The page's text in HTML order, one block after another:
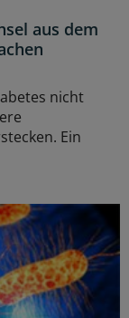
aus dem
nicht
Ein